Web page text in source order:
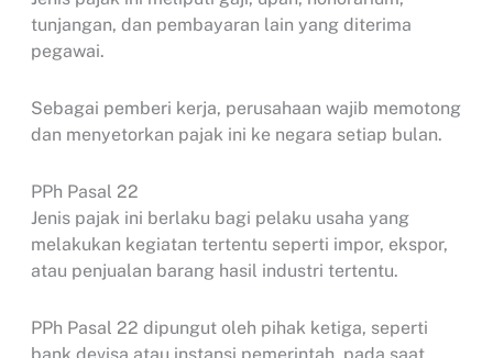
tunjangan, dan pembayaran lain yang diterima
pegawai.
Sebagai pemberi kerja, perusahaan wajib memotong
dan menyetorkan pajak ini ke negara setiap bulan.
PPh Pasal 22
Jenis pajak ini berlaku bagi pelaku usaha yang
melakukan kegiatan tertentu seperti impor, ekspor,
atau penjualan barang hasil industri tertentu.
PPh Pasal 22 dipungut oleh pihak ketiga, seperti
bank devisa atau instansi pemerintah, pada saat